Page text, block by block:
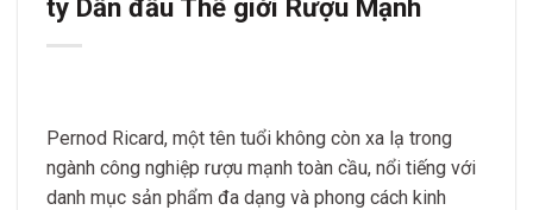
ty Dẫn đầu Thế giới Rượu Mạnh
Pernod Ricard, một tên tuổi không còn xa lạ trong
ngành công nghiệp rượu mạnh toàn cầu, nổi tiếng với
danh mục sản phẩm đa dạng và phong cách kinh